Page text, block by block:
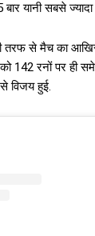
यानी सबसे
से मैच का
को 142 रनों पर
विजय हुई.